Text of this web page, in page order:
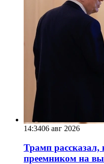
14:3406 авг 2026
Трамп рассказал,
преемником на